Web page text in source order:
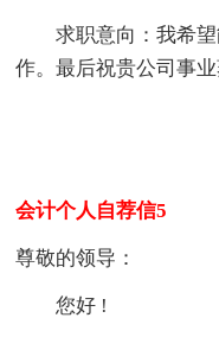
求职意向：我希望
作。最后祝贵公司事
会计个人自荐信5
尊敬的领导：
您好 !